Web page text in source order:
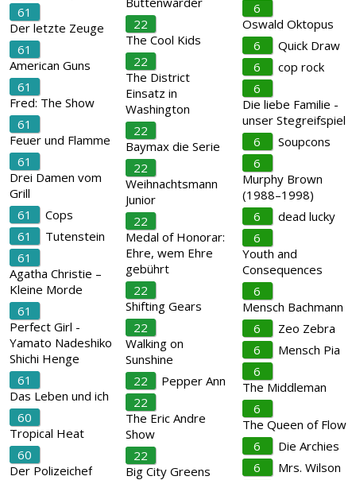
61
Der letzte Zeuge
61
American Guns
61
Fred: The Show
61
Feuer und Flamme
61
Drei Damen vom
Grill
61
Cops
61
Tutenstein
61
Agatha Christie –
Kleine Morde
61
Perfect Girl -
Yamato Nadeshiko
Shichi Henge
61
Das Leben und ich
60
Tropical Heat
60
Der Polizeichef
22
The Cool Kids
22
The District
Einsatz in
Washington
22
Baymax die Serie
22
Weihnachtsmann
Junior
22
Medal of Honorar:
Ehre, wem Ehre
gebührt
22
Shifting Gears
22
Walking on
Sunshine
22
Pepper Ann
22
The Eric Andre
Show
22
Big City Greens
6
Oswald Oktopus
6
Quick Draw
6
cop rock
6
Die liebe Familie -
unser Stegreifspiel
6
Soupcons
6
Murphy Brown
(1988–1998)
6
dead lucky
6
Youth and
Consequences
6
Mensch Bachmann
6
Zeo Zebra
6
Mensch Pia
6
The Middleman
6
The Queen of Flow
6
Die Archies
6
Mrs. Wilson